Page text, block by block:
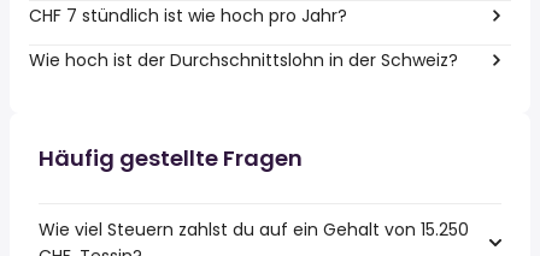
CHF 7 stündlich ist wie hoch pro Jahr?
Wie hoch ist der Durchschnittslohn in der Schweiz?
Häufig gestellte Fragen
Wie viel Steuern zahlst du auf ein Gehalt von 15.250